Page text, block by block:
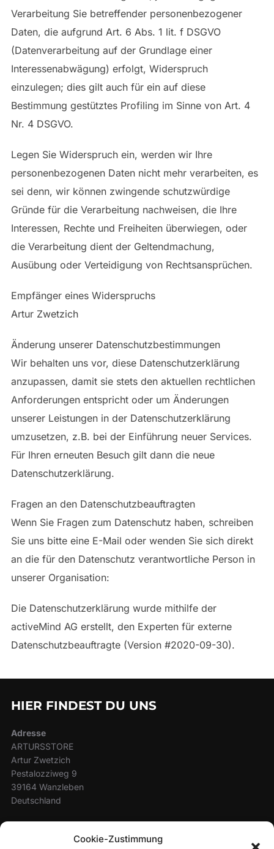
Cookie-Zustimmung
Verarbeitung Sie betreffender personenbezogener
Daten, die aufgrund Art. 6 Abs. 1 lit. f DSGVO
(Datenverarbeitung auf der Grundlage einer
Interessenabwägung) erfolgt, Widerspruch
einzulegen; dies gilt auch für ein auf diese
Bestimmung gestütztes Profiling im Sinne von Art. 4
Nr. 4 DSGVO.
Legen Sie Widerspruch ein, werden wir Ihre
personenbezogenen Daten nicht mehr verarbeiten, es
sei denn, wir können zwingende schutzwürdige
Gründe für die Verarbeitung nachweisen, die Ihre
Interessen, Rechte und Freiheiten überwiegen, oder
die Verarbeitung dient der Geltendmachung,
Ausübung oder Verteidigung von Rechtsansprüchen.
Empfänger eines Widerspruchs
Artur Zwetzich
Änderung unserer Datenschutzbestimmungen
Wir behalten uns vor, diese Datenschutzerklärung
anzupassen, damit sie stets den aktuellen rechtlichen
Anforderungen entspricht oder um Änderungen
unserer Leistungen in der Datenschutzerklärung
umzusetzen, z.B. bei der Einführung neuer Services.
Für Ihren erneuten Besuch gilt dann die neue
Datenschutzerklärung.
Fragen an den Datenschutzbeauftragten
Wenn Sie Fragen zum Datenschutz haben, schreiben
Sie uns bitte eine E-Mail oder wenden Sie sich direkt
an die für den Datenschutz verantwortliche Person in
unserer Organisation:
Die Datenschutzerklärung wurde mithilfe der
activeMind AG erstellt, den Experten für externe
Datenschutzbeauftragte (Version #2020-09-30).
HIER FINDEST DU UNS
Adresse
ARTURSSTORE
Artur Zwetzich
Pestalozziweg 9
39164 Wanzleben
Deutschland
Unsere Rezeption ist für Sie geöffnet: